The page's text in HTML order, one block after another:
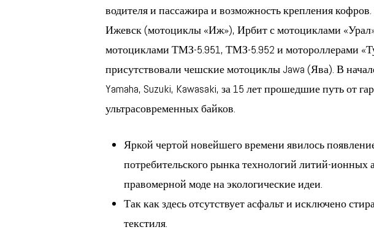
водителя и пассажира и возможность крепления
Ижевск (мотоциклы «Иж»), Ирбит с мотоциклами
мотоциклами ТМЗ-5.951, ТМЗ-5.952 и мотороллерами
присутствовали чешские мотоциклы Jawa (Ява). В
Yamaha, Suzuki, Kawasaki, за 15 лет прошедшие путь от
ультрасовременных байков.
Яркой чертой новейшего времени явилось
потребительского рынка технологий литий-
правомерной моде на экологические идеи.
Так как здесь отсутствует асфальт и исключено
текстиля.